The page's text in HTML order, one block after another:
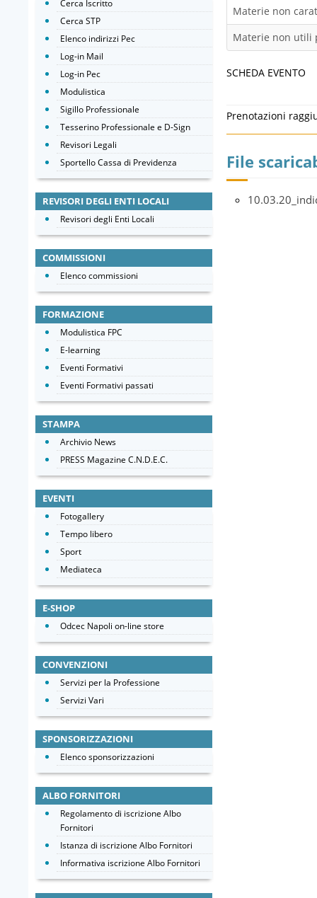
Materie non
Materie non utili
SCHEDA EVENTO
Prenotazioni
File
Cerca Iscritto
Cerca STP
Elenco indirizzi Pec
Log-in Mail
Log-in Pec
Modulistica
Sigillo Professionale
Tesserino Professionale e D-Sign
Revisori Legali
Sportello Cassa di Previdenza
REVISORI DEGLI ENTI LOCALI
Revisori degli Enti Locali
COMMISSIONI
Elenco commissioni
FORMAZIONE
Modulistica FPC
E-learning
Eventi Formativi
Eventi Formativi passati
STAMPA
Archivio News
PRESS Magazine C.N.D.E.C.
EVENTI
Fotogallery
Tempo libero
Sport
Mediateca
E-SHOP
Odcec Napoli on-line store
CONVENZIONI
Servizi per la Professione
Servizi Vari
SPONSORIZZAZIONI
Elenco sponsorizzazioni
ALBO FORNITORI
Regolamento di iscrizione Albo
Fornitori
Istanza di iscrizione Albo Fornitori
Informativa iscrizione Albo Fornitori